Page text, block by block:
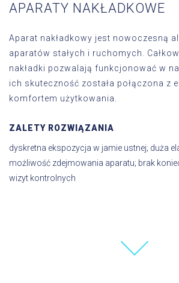
APARATY NAKŁADKOWE
Aparat nakładkowy jest nowoczesną
aparatów stałych i ruchomych.
nakładki pozwalają funkcjonować w
ich skuteczność została połączona z
komfortem użytkowania.
ZALETY ROZWIĄZANIA
dyskretna ekspozycja w jamie ustnej; duża
możliwość zdejmowania aparatu; brak
wizyt kontrolnych